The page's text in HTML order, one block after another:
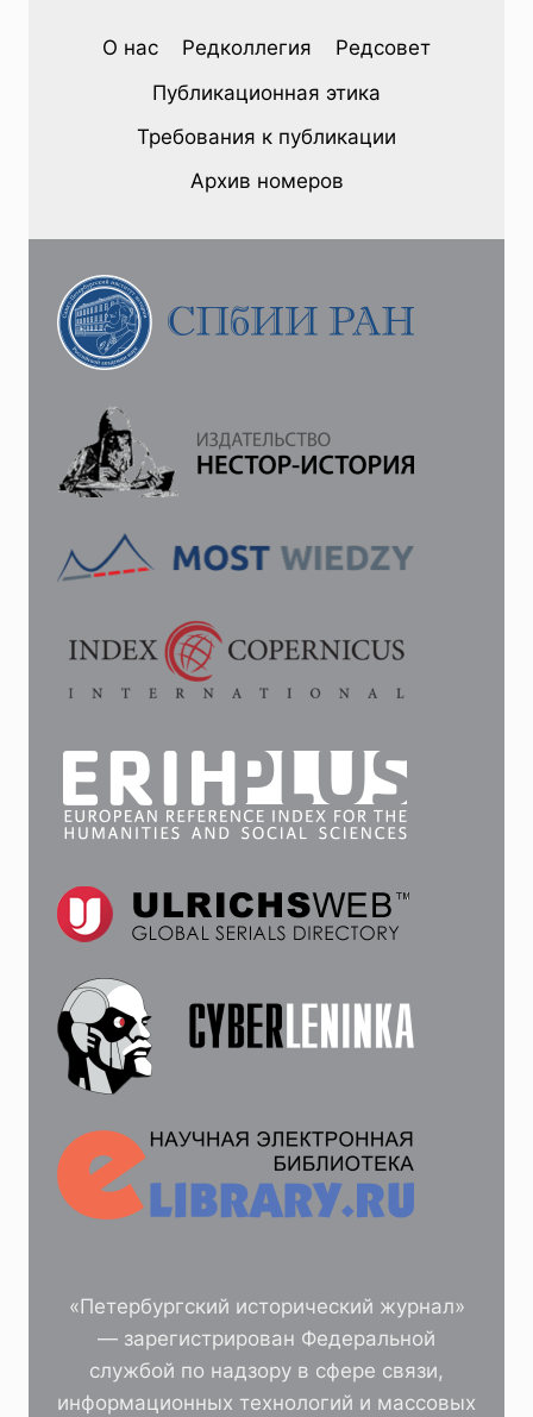
А.
Е.
А.
РОСТОВЦЕВ.
ВЫПУСКНИКИ
ПЕТЕРБУРГСКОГО
УНИВЕРСИТЕТА
ВВ.:
КОЛЛЕКТИВНЫЙ
ПОРТРЕТ
ПЕРСПЕКТИВЫ
О нас Редколлегия
Редсовет
Публикационная этика
Требования к публикации
Архив номеров
«Петербургский исторический журнал»
— зарегистрирован Федеральной
службой по надзору в сфере связи,
информационных технологий и массовых